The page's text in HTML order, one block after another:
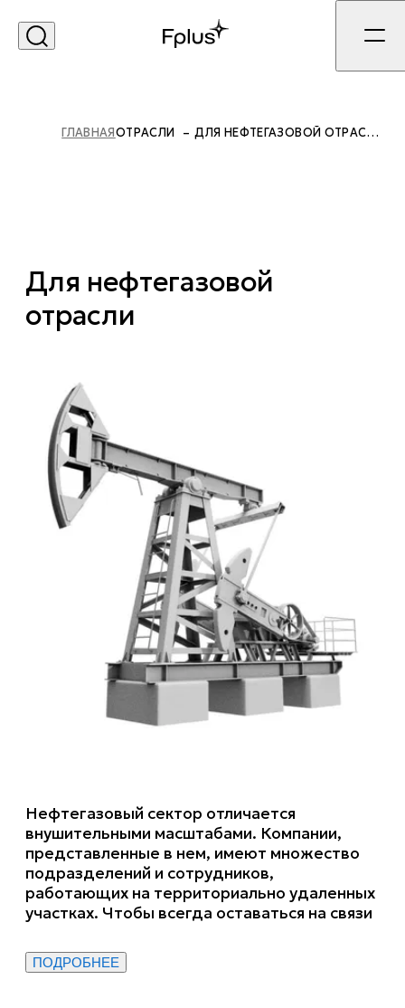
ГЛАВНАЯ ОТРАСЛИ ДЛЯ НЕФТЕГАЗОВОЙ ОТРАСЛИ
Для нефтегазовой
отрасли
Нефтегазовый сектор отличается
внушительными масштабами. Компании,
представленные в нем, имеют множество
подразделений и сотрудников,
работающих на территориально удаленных
участках. Чтобы всегда оставаться на связи
производства, персоналу необходимы
специализированные мобильные
ПОДРОБНЕЕ
Экосистема «Спутник»
Экосистема реестровых серверов Fplus
на универсальной платформе
УЗНАТЬ ПОДРОБНЕЕ
ЗАКРЫТЬ